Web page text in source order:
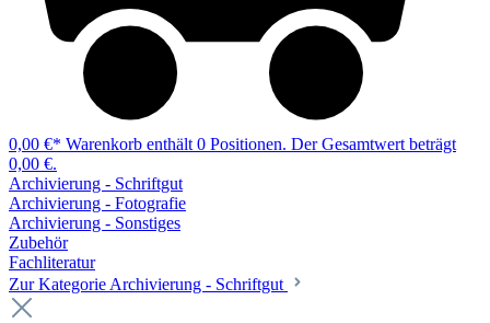
0,00 €* Warenkorb enthält 0 Positionen. Der Gesamtwert beträgt
0,00 €.
Archivierung - Schriftgut
Archivierung - Fotografie
Archivierung - Sonstiges
Zubehör
Fachliteratur
Zur Kategorie Archivierung - Schriftgut